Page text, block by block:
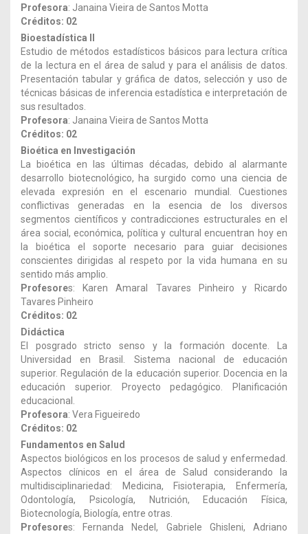
Profesora: Janaina Vieira de Santos Motta
Créditos: 02
Bioestadística II
Estudio de métodos estadísticos básicos para lectura crítica
de la lectura en el área de salud y para el análisis de datos.
Presentación tabular y gráfica de datos, selección y uso de
técnicas básicas de inferencia estadística e interpretación de
sus resultados.
Profesora: Janaina Vieira de Santos Motta
Créditos: 02
Bioética en Investigación
La bioética en las últimas décadas, debido al alarmante
desarrollo biotecnológico, ha surgido como una ciencia de
elevada expresión en el escenario mundial. Cuestiones
conflictivas generadas en la esencia de los diversos
segmentos científicos y contradicciones estructurales en el
área social, económica, política y cultural encuentran hoy en
la bioética el soporte necesario para guiar decisiones
conscientes dirigidas al respeto por la vida humana en su
sentido más amplio.
Profesores: Karen Amaral Tavares Pinheiro y Ricardo
Tavares Pinheiro
Créditos: 02
Didáctica
El posgrado stricto senso y la formación docente. La
Universidad en Brasil. Sistema nacional de educación
superior. Regulación de la educación superior. Docencia en la
educación superior. Proyecto pedagógico. Planificación
educacional.
Profesora: Vera Figueiredo
Créditos: 02
Fundamentos en Salud
Aspectos biológicos en los procesos de salud y enfermedad.
Aspectos clínicos en el área de Salud considerando la
multidisciplinariedad: Medicina, Fisioterapia, Enfermería,
Odontología, Psicología, Nutrición, Educación Física,
Biotecnología, Biología, entre otras.
Profesores: Fernanda Nedel, Gabriele Ghisleni, Adriano